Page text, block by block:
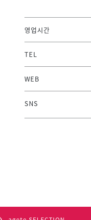
영업시간
TEL
WEB
SNS